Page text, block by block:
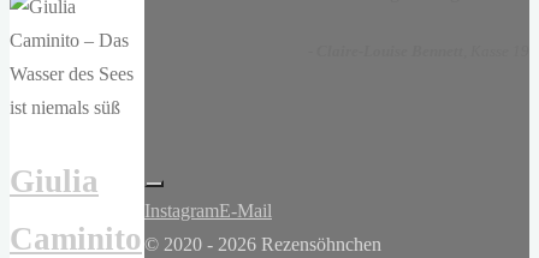
Giulia
Caminito
InstagramE-Mail
© 2020 - 2026 Rezensöhnchen